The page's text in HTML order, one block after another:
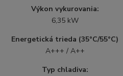
Výkon vykurovania:
6,35 kW
Energetická trieda (35°C/55°C)
A+++ / A++
Typ chladiva: